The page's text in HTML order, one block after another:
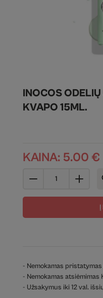
INOCOS
KVAPO 15ML.
KAINA: 5.00 €
Į
- Nemokamas
- Nemokamas atsiėmimas
- Užsakymus iki 12 val.